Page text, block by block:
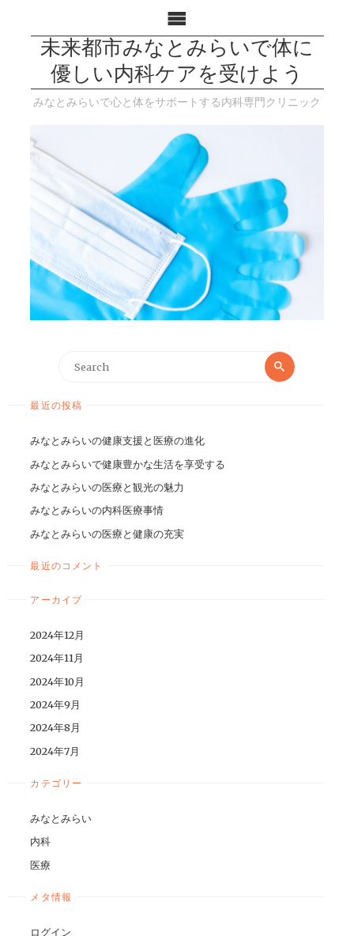
未来都市みなとみらいで体に
優しい内科ケアを受けよう
みなとみらいで心と体をサポートする内科専門クリニック
最近の投稿
みなとみらいの健康支援と医療の進化
みなとみらいで健康豊かな生活を享受する
みなとみらいの医療と観光の魅力
みなとみらいの内科医療事情
みなとみらいの医療と健康の充実
最近のコメント
アーカイブ
2024年12月
2024年11月
2024年10月
2024年9月
2024年8月
2024年7月
カテゴリー
みなとみらい
内科
医療
メタ情報
ログイン